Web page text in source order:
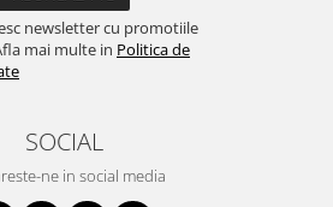
newsletter cu promotiile
mai multe in Politica de
SOCIAL
ne in social media